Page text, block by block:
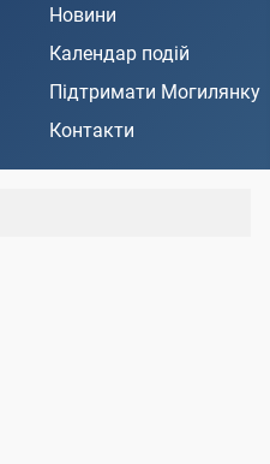
Новини
Календар подій
Підтримати Могилянку
Контакти